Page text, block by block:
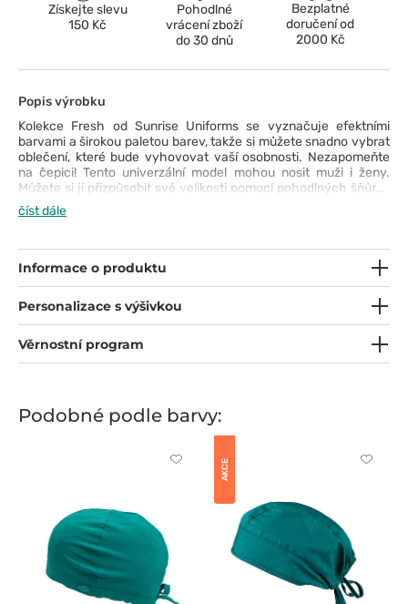
Získejte slevu
150 Kč
Pohodlné
vrácení zboží
do 30 dnů
Bezplatné
doručení od
2000 Kč
Popis výrobku
Kolekce Fresh od Sunrise Uniforms se vyznačuje efektními
barvami a širokou paletou barev, takže si můžete snadno vybrat
oblečení, které bude vyhovovat vaší osobnosti. Nezapomeňte
na čepici! Tento univerzální model mohou nosit muži i ženy.
Můžete si ji přizpůsobit své velikosti pomocí pohodlných šňůrek
v zadní části. Čepice má frotte vložku, která absorbuje pot.
číst dále
Informace o produktu
Personalizace s výšivkou
Věrnostní program
Podobné podle barvy:
Kliknutím
odeberete
oblíbených
AKCE